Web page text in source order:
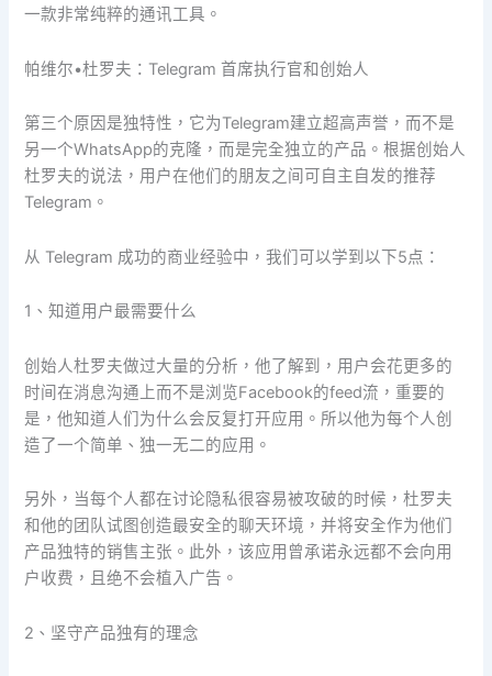
一款非常纯粹的通讯工具。
帕维尔•杜罗夫：Telegram 首席执行官和创始人
第三个原因是独特性，它为Telegram建立超高声誉，而不是
另一个WhatsApp的克隆，而是完全独立的产品。根据创始人
杜罗夫的说法，用户在他们的朋友之间可自主自发的推荐
Telegram。
从 Telegram 成功的商业经验中，我们可以学到以下5点：
1、知道用户最需要什么
创始人杜罗夫做过大量的分析，他了解到，用户会花更多的
时间在消息沟通上而不是浏览Facebook的feed流，重要的
是，他知道人们为什么会反复打开应用。所以他为每个人创
造了一个简单、独一无二的应用。
另外，当每个人都在讨论隐私很容易被攻破的时候，杜罗夫
和他的团队试图创造最安全的聊天环境，并将安全作为他们
产品独特的销售主张。此外，该应用曾承诺永远都不会向用
户收费，且绝不会植入广告。
2、坚守产品独有的理念